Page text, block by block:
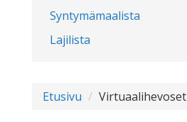
Syntymämaalista
Lajilista
Etusivu Virtuaalihevoset